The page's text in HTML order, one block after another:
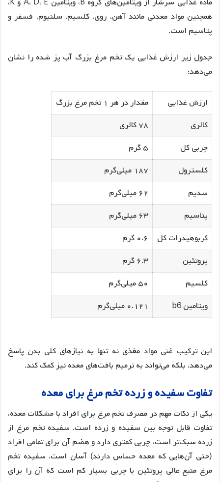
ماده غذایی سرشار از ویتامین‌های گروه B، ویتامین A، D، E و K،
همچنین مواد معدنی مانند آهن، روی، کلسیم، سلنیوم، فسفر و
پتاسیم است.
جدول زیر ارزش غذایی یک تخم مرغ بزرگ آب پز شده را نشان
می‌دهد:
ارزش غذایی
مقدار در هر ۱ تخم مرغ بزرگ
کالری
۷۸ کالری
چربی کل
۵ گرم
کلسترول
۱۸۷ میلی‌گرم
سدیم
۶۲ میلی‌گرم
پتاسیم
۶۳ میلی‌گرم
کربوهیدرات کل
۰.۶ گرم
پروتئین
۶.۳ گرم
کلسیم
۵۰ میلی‌گرم
ویتامین b6
۰.۱۲۱ میلی‌گرم
این ترکیب غنی مواد مغذی نه تنها به نیازهای کلی بدن پاسخ
می‌دهد، بلکه می‌تواند به ترمیم بافت‌های معده نیز کمک کند.
تفاوتسفیدهوزردهتخممرغبرایمعده
یکی از نکات مهم در مصرف تخم مرغ برای افراد با مشکلات معده،
تفاوت قابل توجه بین سفیده و زرده است. سفیده تخم مرغ از
زرده سبک‌تر است، چربی کمتری دارد و هضم آن برای تمامی افراد
(حتی آن‌هایی که معده حساس دارند) آسان است. سفیده تخم
مرغ منبع عالی پروتئین با چربی بسیار کم است که آن را برای